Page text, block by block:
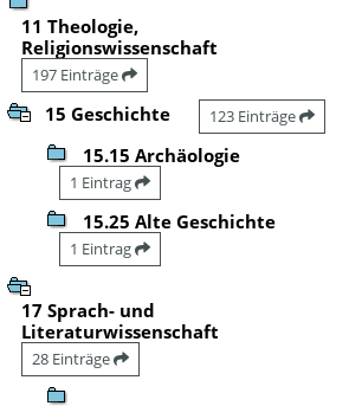
11 Theologie,
Religionswissenschaft
197 Einträge
15 Geschichte 123 Einträge
15.15 Archäologie
1 Eintrag
15.25 Alte Geschichte
1 Eintrag
17 Sprach- und
Literaturwissenschaft
28 Einträge